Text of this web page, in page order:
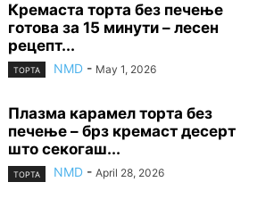
Кремаста торта без печење
готова за 15 минути – лесен
рецепт...
ТОРТА NMD - May 1, 2026
Плазма карамел торта без
печење – брз кремаст десерт
што секогаш...
ТОРТА NMD - April 28, 2026